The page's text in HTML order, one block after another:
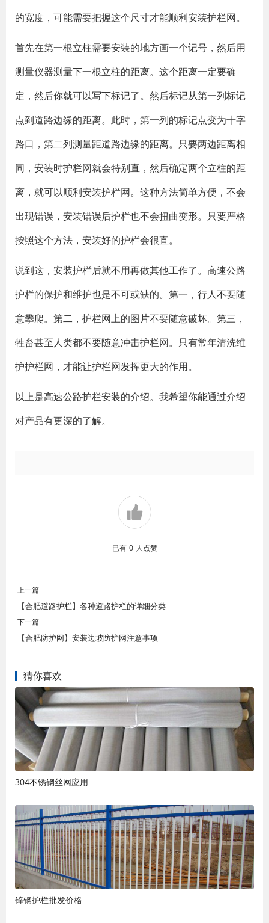
的宽度，可能需要把握这个尺寸才能顺利安装护栏网。
首先在第一根立柱需要安装的地方画一个记号，然后用
测量仪器测量下一根立柱的距离。这个距离一定要确
定，然后你就可以写下标记了。然后标记从第一列标记
点到道路边缘的距离。此时，第一列的标记点变为十字
路口，第二列测量距道路边缘的距离。只要两边距离相
同，安装时护栏网就会特别直，然后确定两个立柱的距
离，就可以顺利安装护栏网。这种方法简单方便，不会
出现错误，安装错误后护栏也不会扭曲变形。只要严格
按照这个方法，安装好的护栏会很直。
说到这，安装护栏后就不用再做其他工作了。高速公路
护栏的保护和维护也是不可或缺的。第一，行人不要随
意攀爬。第二，护栏网上的图片不要随意破坏。第三，
牲畜甚至人类都不要随意冲击护栏网。只有常年清洗维
护护栏网，才能让护栏网发挥更大的作用。
以上是高速公路护栏安装的介绍。我希望你能通过介绍
对产品有更深的了解。
已有 0 人点赞
上一篇
【合肥道路护栏】各种道路护栏的详细分类
下一篇
【合肥防护网】安装边坡防护网注意事项
猜你喜欢
304不锈钢丝网应用
锌钢护栏批发价格